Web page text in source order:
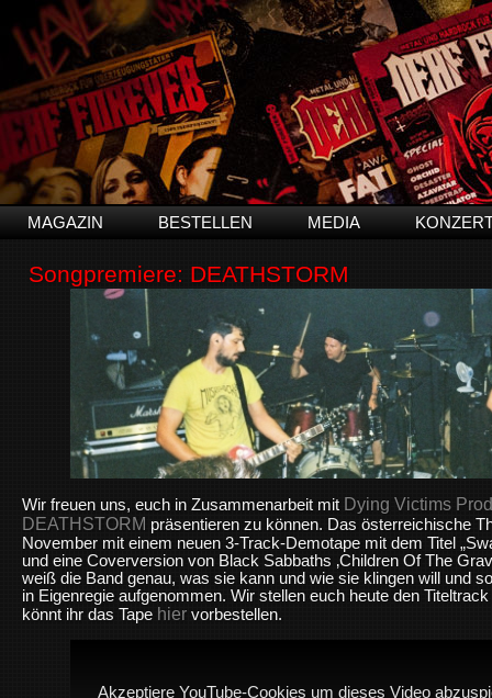
MAGAZIN BESTELLEN MEDIA
Songpremiere: DEATHSTORM
Wir freuen uns, euch in Zusammenarbeit mit Dying Victims
DEATHSTORM präsentieren zu können. Das österreichische
November mit einem neuen 3-Track-Demotape mit dem Titel
und eine Coverversion von Black Sabbaths ‚Children Of The
weiß die Band genau, was sie kann und wie sie klingen will und
in Eigenregie aufgenommen. Wir stellen euch heute den
könnt ihr das Tape hier vorbestellen.
Akzeptiere YouTube-Cookies um dieses Video